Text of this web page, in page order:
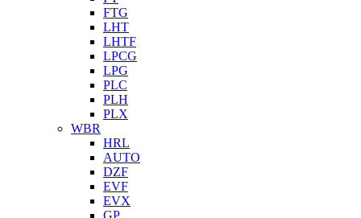
FTG
LHT
LHTF
LPCG
LPG
PLC
PLH
PLX
WBR
HRL
AUTO
DZF
EVF
EVX
GP